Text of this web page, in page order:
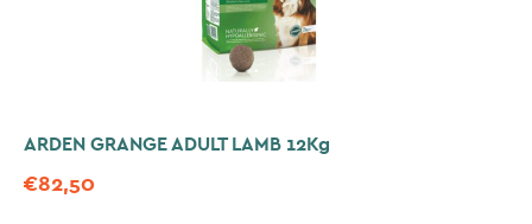
ARDEN GRANGE ADULT LAMB 12Kg
€82,50